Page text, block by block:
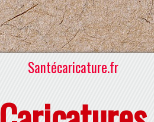
Santécaricature.fr